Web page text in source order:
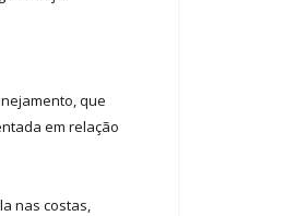
que
em relação
nas costas,